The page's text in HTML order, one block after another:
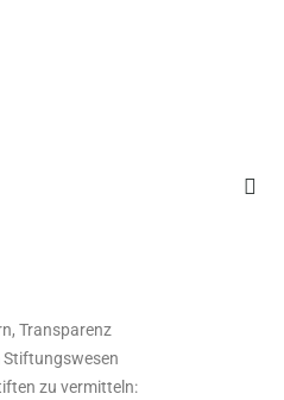
Transparenz
Stiftungswesen
zu vermitteln: